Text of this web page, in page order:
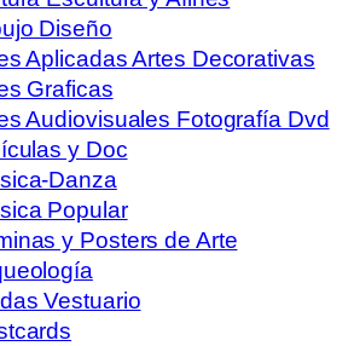
Diseño
Aplicadas Artes Decorativas
Graficas
Audiovisuales Fotografía Dvd
y Doc
Danza
Popular
y Posters de Arte
Vestuario